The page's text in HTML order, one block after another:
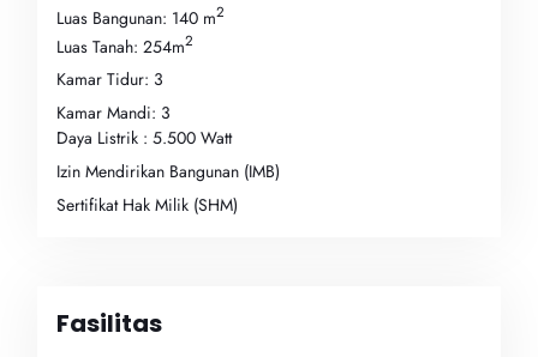
Luas Bangunan: 140 m2
Luas Tanah: 254m2
Kamar Tidur: 3
Kamar Mandi: 3
Daya Listrik : 5.500 Watt
Izin Mendirikan Bangunan (IMB)
Sertifikat Hak Milik (SHM)
Fasilitas